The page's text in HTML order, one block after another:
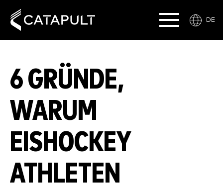
DE
6 GRÜNDE,
WARUM
EISHOCKEY
ATHLETEN